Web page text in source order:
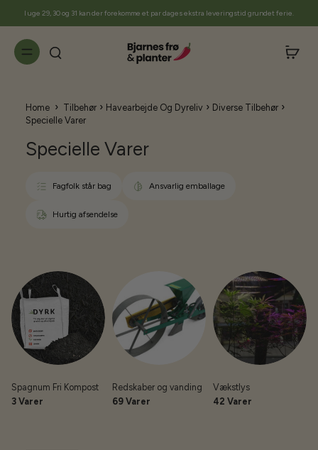
I uge 29, 30 og 31 kan der forekomme et par dages ekstra leveringstid grundet ferie.
Home › Tilbehør › Havearbejde Og Dyreliv › Diverse Tilbehør ›
Specielle Varer
Specielle Varer
Fagfolk står bag Ansvarlig emballage
Hurtig afsendelse
Spagnum Fri Kompost
3 Varer
Redskaber og vanding
69 Varer
Vækstlys
42 Varer